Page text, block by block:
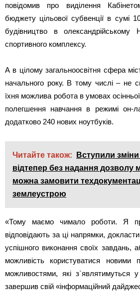
повідомив про виділення
бюджету цільової субвенції в сумі
будівництво в
спортивного комплексу.
А в цілому загальноосвітня сфера
начального року. В тому числі – не
їхня можлива робота в умовах
полегшення навчання в режимі он-
додатково 240 нових ноутбуків.
Читайте також:
Вступили
відтепер без надання дозволу
можна замовити
землеустрою
«Тому маємо чимало роботи. Я
відповідають за ці напрямки,
успішного виконання своїх завдань,
можливість користуватися новими
можливостями, які з`являтимуться
завершив свій «інформаційний